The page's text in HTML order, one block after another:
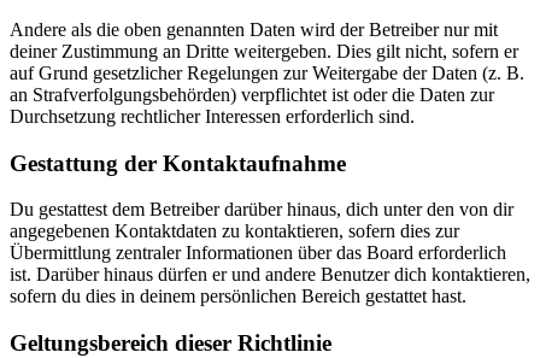
Andere als die oben genannten Daten wird der Betreiber nur mit
deiner Zustimmung an Dritte weitergeben. Dies gilt nicht, sofern er
auf Grund gesetzlicher Regelungen zur Weitergabe der Daten (z. B.
an Strafverfolgungsbehörden) verpflichtet ist oder die Daten zur
Durchsetzung rechtlicher Interessen erforderlich sind.
Gestattung der Kontaktaufnahme
Du gestattest dem Betreiber darüber hinaus, dich unter den von dir
angegebenen Kontaktdaten zu kontaktieren, sofern dies zur
Übermittlung zentraler Informationen über das Board erforderlich
ist. Darüber hinaus dürfen er und andere Benutzer dich kontaktieren,
sofern du dies in deinem persönlichen Bereich gestattet hast.
Geltungsbereich dieser Richtlinie